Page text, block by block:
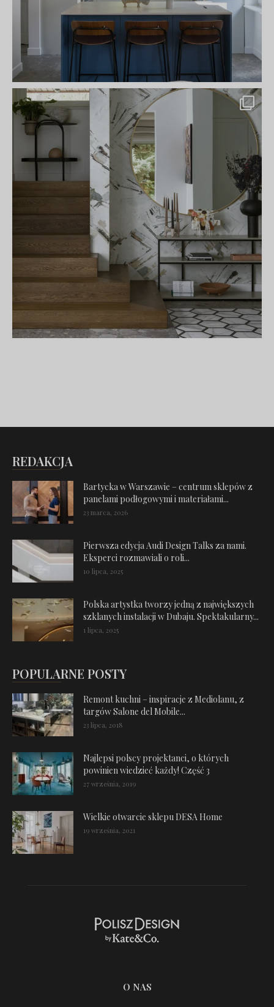
REDAKCJA
Bartycka w Warszawie – centrum sklepów z
panelami podłogowymi i materiałami...
23 marca, 2026
Pierwsza edycja Audi Design Talks za nami.
Eksperci rozmawiali o roli...
10 lipca, 2025
Polska artystka tworzy jedną z największych
szklanych instalacji w Dubaju. Spektakularny...
1 lipca, 2025
POPULARNE POSTY
Remont kuchni – inspiracje z Mediolanu, z
targów Salone del Mobile...
23 lipca, 2018
Najlepsi polscy projektanci, o których
powinien wiedzieć każdy! Część 3
27 września, 2019
Wielkie otwarcie sklepu DESA Home
19 września, 2021
O NAS